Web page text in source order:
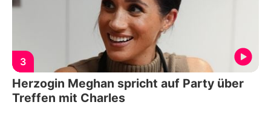
3
Herzogin Meghan spricht auf Party über
Treffen mit Charles